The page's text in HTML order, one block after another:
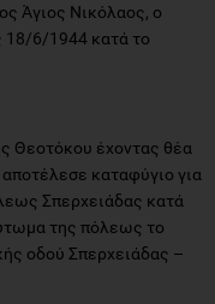
Άγιος Νικόλαος, ο
18/6/1944 κατά το
Θεοτόκου έχοντας θέα
καταφύγιο για
Σπερχειάδας κατά
της πόλεως το
οδού Σπερχειάδας –